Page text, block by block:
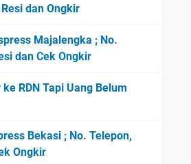
dan Ongkir
Majalengka ; No.
dan Cek Ongkir
RDN Tapi Uang Belum
Bekasi ; No. Telepon,
Ongkir